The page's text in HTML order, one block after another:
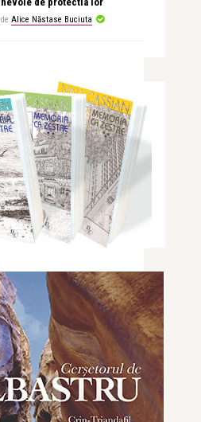
de Alice Năstase Buciuta